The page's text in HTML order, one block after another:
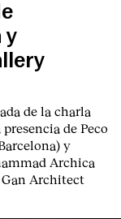
y
de la charla
de Peco
y
Archica
Gan Architect